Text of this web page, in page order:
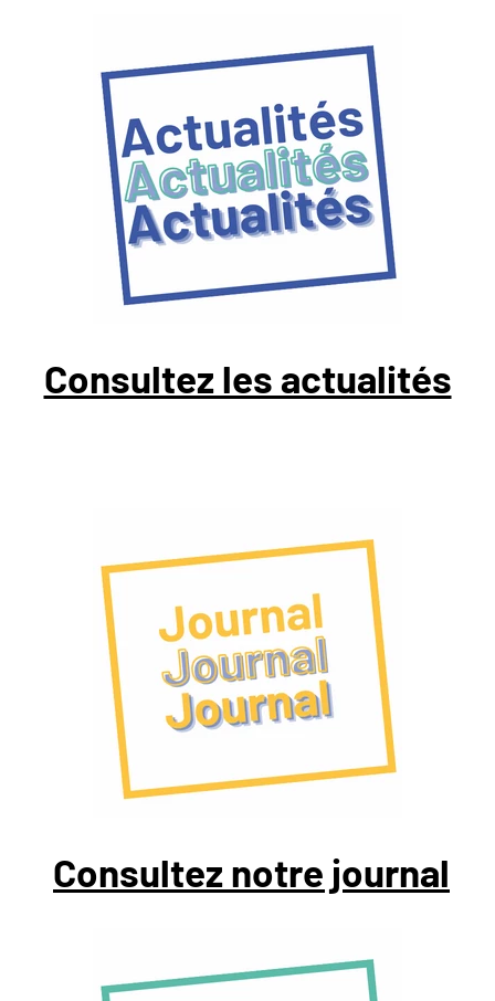
Consultez les actualités
Consultez notre journal